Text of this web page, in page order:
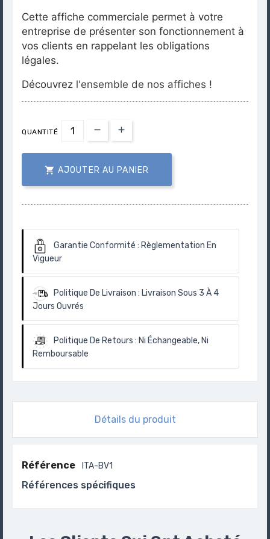
Cette affiche commerciale permet à votre
entreprise de présenter son fonctionnement à
vos clients en rappelant les obligations
légales.
Découvrez l'ensemble de nos affiches !
QUANTITÉ
 AJOUTER AU PANIER
Garantie Conformité : Règlementation En
Vigueur
Politique De Livraison : Livraison Sous 3 À 4
Jours Ouvrés
Politique De Retours : Ni Échangeable, Ni
Remboursable
Détails du produit
Référence ITA-BV1
Références spécifiques